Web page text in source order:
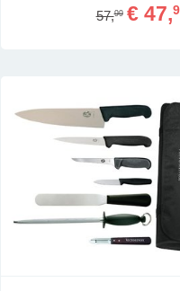
57,99 € 47,